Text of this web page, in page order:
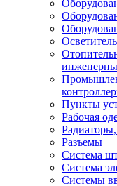
Пункты
Рабочая
Разъемы
Система
Система
Системы